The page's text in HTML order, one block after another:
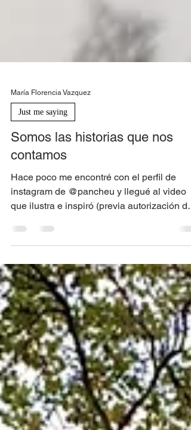
María Florencia Vazquez
Just me saying
Somos las historias que nos
contamos
instagram de @pancheu y llegué al video
que ilustra e inspiró (previa autorización del
autor) este...